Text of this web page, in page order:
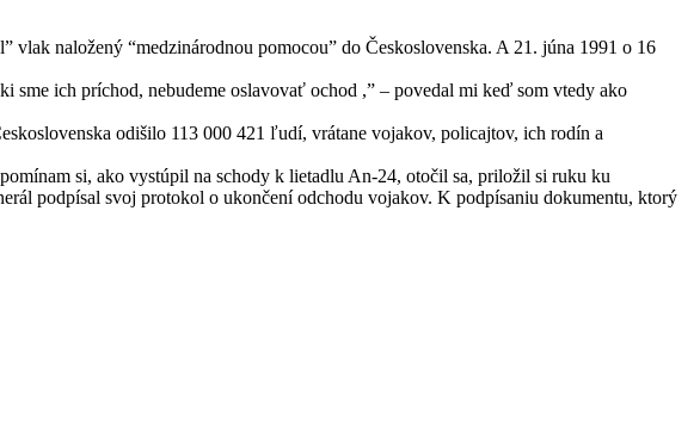
naložený “medzinárodnou pomocou” do Československa. A 21. júna 1991 o 16
ich príchod, nebudeme oslavovať ochod ,” – povedal mi keď som vtedy ako
odišilo 113 000 421 ľudí, vrátane vojakov, policajtov, ich rodín a
si, ako vystúpil na schody k lietadlu An-24, otočil sa, priložil si ruku ku
podpísal svoj protokol o ukončení odchodu vojakov. K podpísaniu dokumentu, ktorý